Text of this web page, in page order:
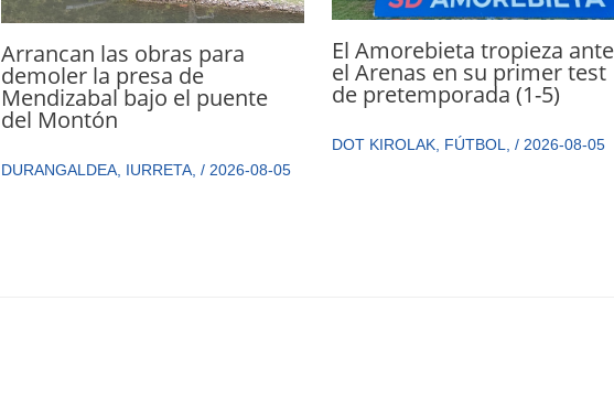
Arrancan las obras para
demoler la presa de
Mendizabal bajo el puente
del Montón
DURANGALDEA, IURRETA,/2026-08-05
El Amorebieta tropieza ante
el Arenas en su primer test
de pretemporada (1-5)
DOT KIROLAK, FÚTBOL, / 2026-08-05